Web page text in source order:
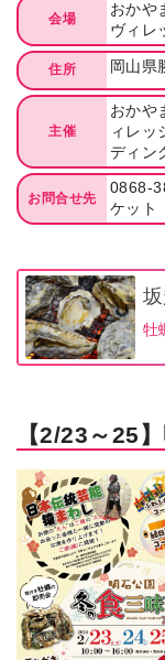
会場
おかや
ヴィ
住所 岡山県
主催
おかや
ィレ
ディン
お問合せ先
0868-
ケット
牡
【2/23～25